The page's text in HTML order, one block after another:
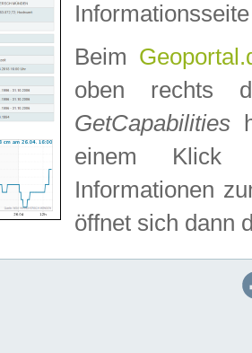
Beim
oben rechts
GetCapabilities
einem Klick
Informationen
öffnet sich dann